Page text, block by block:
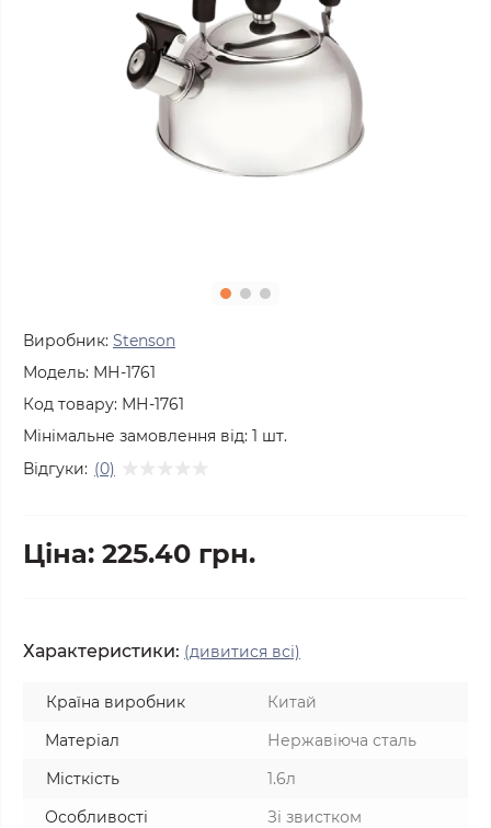
Виробник: Stenson
Модель: МН-1761
Код товару: МН-1761
Мінімальне замовлення від: 1 шт.
Відгуки: (0)
Ціна: 225.40 грн.
Характеристики: (дивитися всі)
Країна виробник
Китай
Матеріал
Нержавіюча сталь
Місткість
1.6л
Особливості
Зі звистком